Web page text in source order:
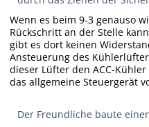
Wenn es beim 9-3 genauso
Rückschritt an der Stelle
gibt es dort keinen
Ansteuerung des
dieser Lüfter den ACC-
das allgemeine Steuergerät
Der Freundliche baute